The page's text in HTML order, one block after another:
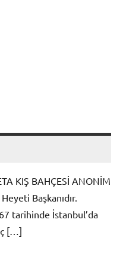
KIŞ BAHÇESİ ANONİM
Başkanıdır.
tarihinde İstanbul’da
[…]